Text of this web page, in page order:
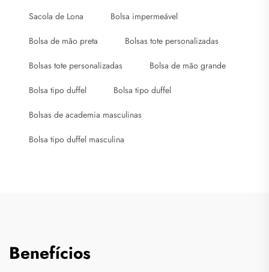
Sacola de Lona Bolsa impermeável
Bolsa de mão preta Bolsas tote personalizadas
Bolsas tote personalizadas Bolsa de mão grande
Bolsa tipo duffel Bolsa tipo duffel
Bolsas de academia masculinas
Bolsa tipo duffel masculina
Benefícios